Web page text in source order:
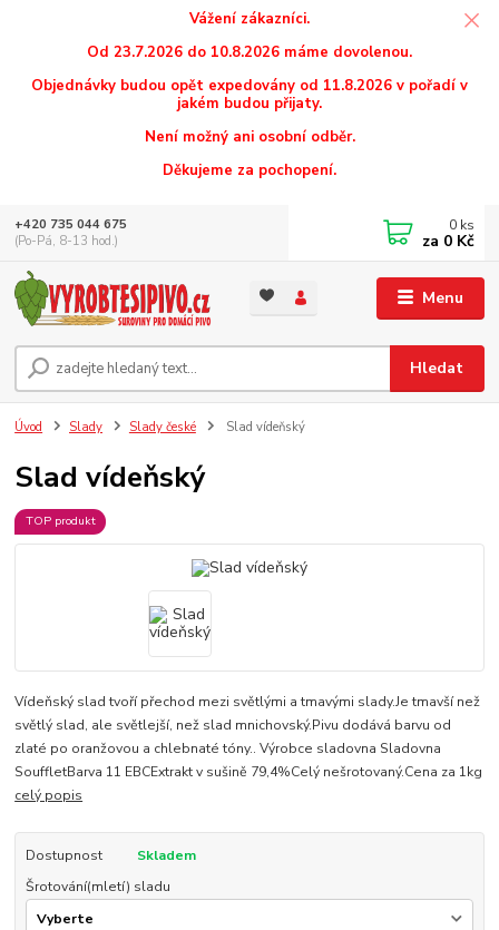
Vážení zákazníci.
Od 23.7.2026 do 10.8.2026 máme dovolenou.
Objednávky budou opět expedovány od 11.8.2026 v pořadí v
jakém budou přijaty.
Není možný ani osobní odběr.
Děkujeme za pochopení.
Menu
Hledat
+420 735 044 675
(Po-Pá, 8-13 hod.)
0 ks
za 0 Kč
Úvod Slady Slady české Slad vídeňský
Slad vídeňský
TOP produkt
Vídeňský slad tvoří přechod mezi světlými a tmavými slady.Je tmavší než
světlý slad, ale světlejší, než slad mnichovský.Pivu dodává barvu od
zlaté po oranžovou a chlebnaté tóny.. Výrobce sladovna Sladovna
SouffletBarva 11 EBCExtrakt v sušině 79,4%Celý nešrotovaný.Cena za 1kg
celý popis
Dostupnost
Skladem
Šrotování(mletí) sladu